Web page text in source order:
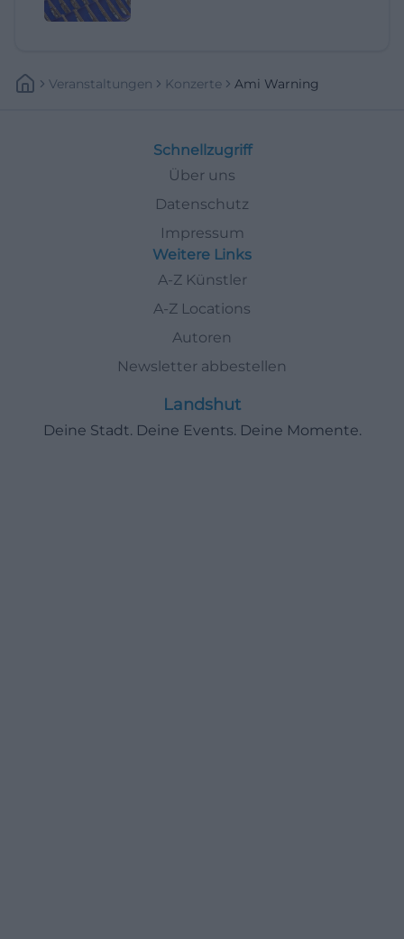
Veranstaltungen Konzerte Ami Warning
Schnellzugriff
Über uns
Datenschutz
Impressum
Weitere Links
A-Z Künstler
A-Z Locations
Autoren
Newsletter abbestellen
Landshut
Deine Stadt. Deine Events. Deine Momente.